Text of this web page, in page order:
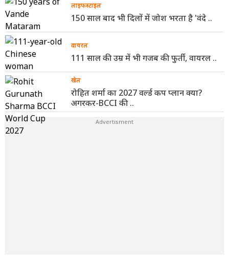
लाइफस्टाइल
150 साल बाद भी दिलों में जोश भरता है 'वंदे ..
वायरल
111 साल की उम्र में भी गजब की फुर्ती, वायरल ..
खेल
रोहित शर्मा का 2027 वर्ल्ड कप प्लान क्या?
अगरकर-BCCI की ..